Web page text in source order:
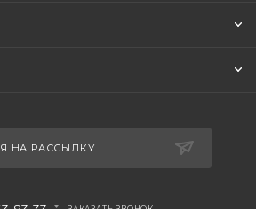
НА РАССЫЛКУ